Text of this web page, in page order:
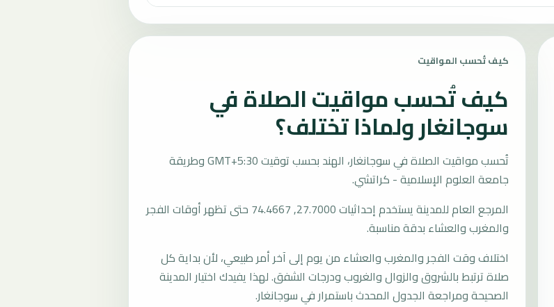
كيف تُحسب المواقيت
كيف تُحسب مواقيت الصلاة في
سوجانغار ولماذا تختلف؟
تُحسب مواقيت الصلاة في سوجانغار، الهند بحسب توقيت GMT+5:30 وطريقة
جامعة العلوم الإسلامية - كراتشي.
المرجع العام للمدينة يستخدم إحداثيات 27.7000, 74.4667 حتى تظهر أوقات الفجر
والمغرب والعشاء بدقة مناسبة.
اختلاف وقت الفجر والمغرب والعشاء من يوم إلى آخر أمر طبيعي، لأن بداية كل
صلاة ترتبط بالشروق والزوال والغروب ودرجات الشفق. لهذا يفيدك اختيار المدينة
الصحيحة ومراجعة الجدول المحدث باستمرار في سوجانغار.